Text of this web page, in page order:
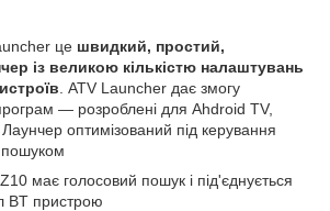
це швидкий, простий,
із великою кількістю налаштувань
. ATV Launcher дає змогу
— розроблені для Ahdroid TV,
Лаунчер оптимізований під керування
пошуком
має голосовий пошук і під'єднується
BT пристрою